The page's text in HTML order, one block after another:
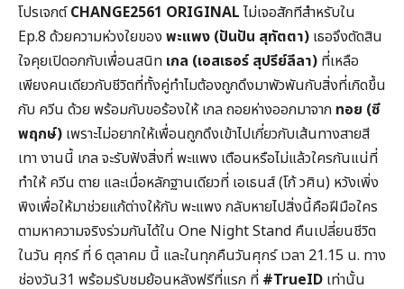
โปรเจกต์CHANGE2561 ORIGINAL ไม่เจอสักทีสำหรับใน
Ep.8 ด้วยความห่วงใยของ พะแพง (ปันปัน สุทัตตา) เธอจึงตัดสิน
ใจคุยเปิดอกกับเพื่อนสนิท เกล (เอสเธอร์ สุปรีย์ลีลา) ที่เหลือ
เพียงคนเดียวกับชีวิตที่ทั้งคู่ทำไมต้องถูกดึงมาพัวพันกับสิ่งที่เกิดขึ้น
กับ ควีน ด้วย พร้อมกับขอร้องให้ เกล ถอยห่างออกมาจาก ทอย (ซี
พฤกษ์) เพราะไม่อยากให้เพื่อนถูกดึงเข้าไปเกี่ยวกับเส้นทางสายสี
เทา งานนี้ เกล จะรับฟังสิ่งที่ พะแพง เตือนหรือไม่แล้วใครกันแน่ที่
ทำให้ ควีน ตาย และเมื่อหลักฐานเดียวที่ เอเธนส์ (โก้ วศิน) หวังเพิ่ง
พิงเพื่อให้มาช่วยแก้ต่างให้กับ พะแพง กลับหายไปสิ่งนี้คือฝีมือใคร
ตามหาความจริงร่วมกันได้ใน One Night Stand คืนเปลี่ยนชีวิต
ในวัน ศุกร์ ที่ 6 ตุลาคม นี้ และในทุกคืนวันศุกร์ เวลา 21.15 น. ทาง
ช่องวัน31 พร้อมรับชมย้อนหลังฟรีที่แรก ที่ #TrueID เท่านั้น